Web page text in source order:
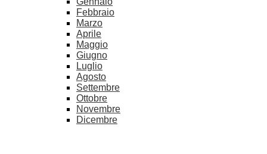
Febbraio
Marzo
Aprile
Maggio
Giugno
Luglio
Agosto
Settembre
Ottobre
Novembre
Dicembre